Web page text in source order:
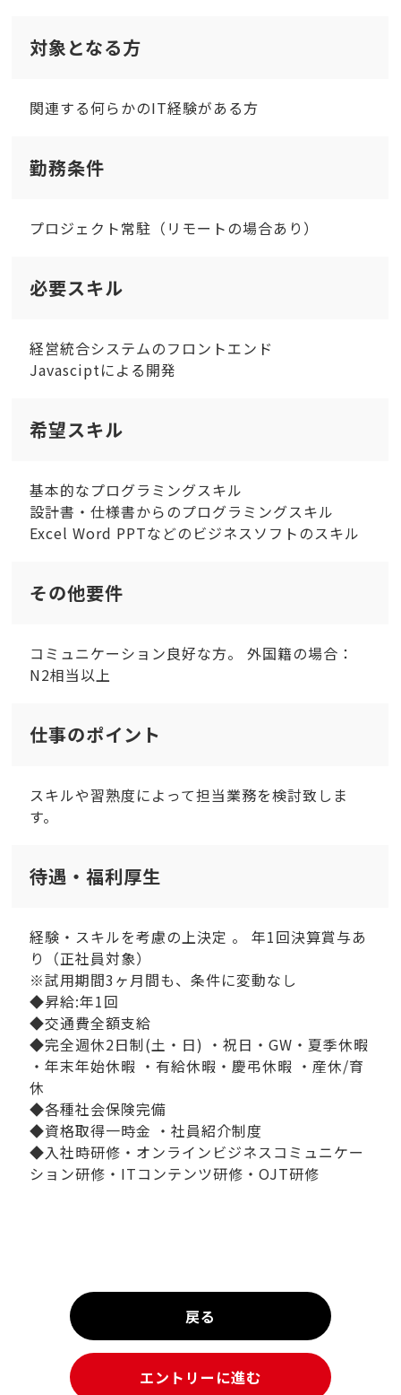
対象となる方
関連する何らかのIT経験がある方
勤務条件
プロジェクト常駐（リモートの場合あり）
必要スキル
経営統合システムのフロントエンド
Javasciptによる開発
希望スキル
基本的なプログラミングスキル
設計書・仕様書からのプログラミングスキル
Excel Word PPTなどのビジネスソフトのスキル
その他要件
コミュニケーション良好な方。 外国籍の場合：
N2相当以上
仕事のポイント
スキルや習熟度によって担当業務を検討致しま
す。
待遇・福利厚生
経験・スキルを考慮の上決定 。 年1回決算賞与あ
り（正社員対象）
※試用期間3ヶ月間も、条件に変動なし
◆昇給:年1回
◆交通費全額支給
◆完全週休2日制(土・日) ・祝日・GW・夏季休暇
・年末年始休暇 ・有給休暇・慶弔休暇 ・産休/育
休
◆各種社会保険完備
◆資格取得一時金 ・社員紹介制度
◆入社時研修・オンラインビジネスコミュニケー
ション研修・ITコンテンツ研修・OJT研修
戻る